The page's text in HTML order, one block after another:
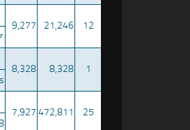
9,277
21,246
12
8,328
8,328
1
7,927 472,811
25